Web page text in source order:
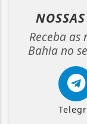
Receba as
Bahia no